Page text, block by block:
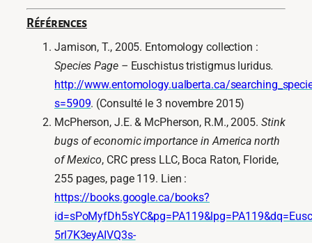
Références
Jamison, T., 2005. Entomology collection :
Species Page – Euschistus tristigmus luridus.
http://www.entomology.ualberta.ca/
s=5909. (Consulté le 3 novembre 2015)
McPherson, J.E. & McPherson, R.M., 2005. Stink
bugs of economic importance in America north
of Mexico, CRC press LLC, Boca Raton, Floride,
255 pages, page 119. Lien :
https://books.google.ca/books?
5rl7K3eyAIVQ3s-